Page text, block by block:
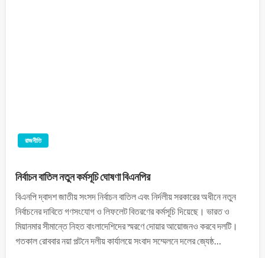
রাজনীতি
নির্বাচন বাতিল নতুন কর্মসূচি ঘোষণা বিএনপির
বিএনপি দ্বাদশ জাতীয় সংসদ নির্বাচন বাতিল এবং নির্দলীয় সরকারের অধীনে নতুন
নির্বাচনের দাবিতে গণসংযোগ ও লিফলেট বিতরণের কর্মসূচি দিয়েছে। ভারত ও
মিয়ানমার সীমান্তে নিহত বাংলাদেশিদের স্মরণে দোয়ার আয়োজনও করবে দলটি।
গতকাল রোববার নয়া পল্টনে দলীয় কার্যালয়ে সংবাদ সম্মেলনে দলের জ্যেষ্ঠ…